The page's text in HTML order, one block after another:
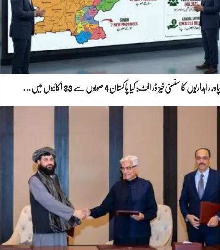
پاور راہداریوں کا سنسنی خیز ڈرافٹ: کیا پاکستان 4 صوبوں سے 33 اکائیوں میں…